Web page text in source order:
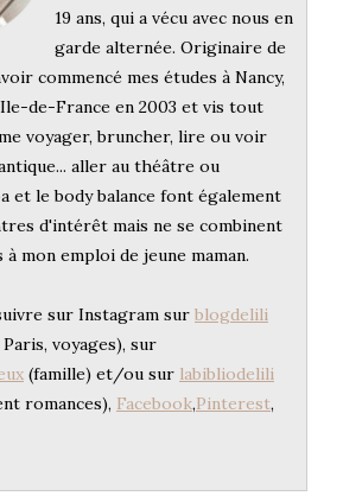
19 ans, qui a vécu avec nous en
garde alternée. Originaire de
commencé mes études à Nancy,
de-France en 2003 et vis tout
voyager, bruncher, lire ou voir
aller au théâtre ou
et le body balance font également
d'intérêt mais ne se combinent
mon emploi de jeune maman.
sur Instagram sur blogdelili
voyages), sur
(famille) et/ou sur labibliodelili
romances), Facebook,Pinterest,